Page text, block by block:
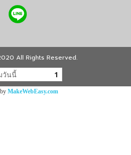
All Rights Reserved.
วันนี้ 1
MakeWebEasy.com